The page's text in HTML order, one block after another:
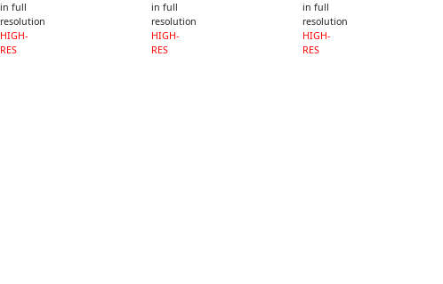
in full
resolution
HIGH-
RES
in full
resolution
HIGH-
RES
in full
resolution
HIGH-
RES